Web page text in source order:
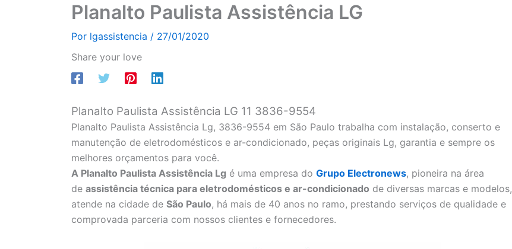
Planalto Paulista Assistência LG
Por lgassistencia / 27/01/2020
Share your love
Planalto Paulista Assistência LG 11 3836-9554
Planalto Paulista Assistência Lg, 3836-9554 em São Paulo trabalha com instalação, conserto e
manutenção de eletrodomésticos e ar-condicionado, peças originais Lg, garantia e sempre os
melhores orçamentos para você.
A Planalto Paulista Assistência Lg é uma empresa do Grupo Electronews, pioneira na área
de assistência técnica para eletrodomésticos e ar-condicionado de diversas marcas e modelos,
atende na cidade de São Paulo, há mais de 40 anos no ramo, prestando serviços de qualidade e
comprovada parceria com nossos clientes e fornecedores.